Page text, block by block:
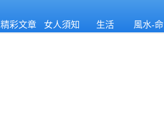
精彩文章 女人須知 生活
風水-命